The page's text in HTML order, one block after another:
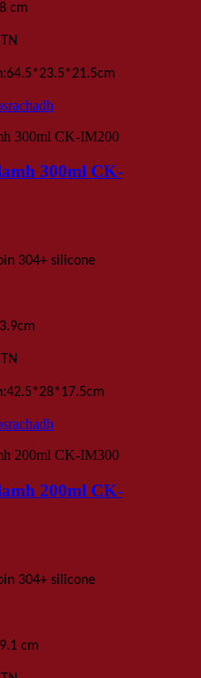
8 cm
:64.5*23.5*21.5cm
300ml CK-
304+ silicone
.9cm
:42.5*28*17.5cm
200ml CK-
304+ silicone
9.1 cm